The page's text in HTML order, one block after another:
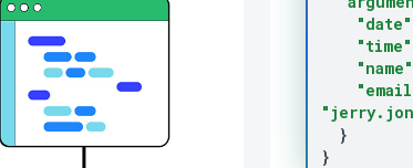
"date"
"time"
"name"
}
}